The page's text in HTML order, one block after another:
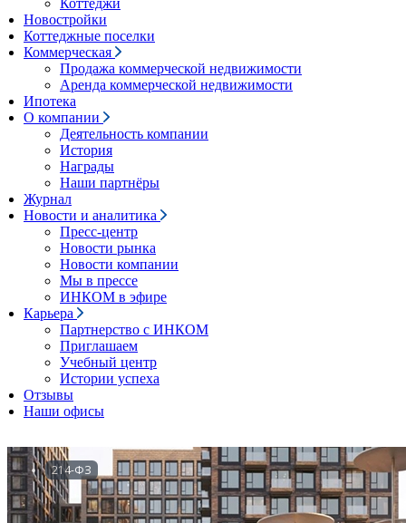
Коттеджи
Новостройки
Коттеджные поселки
Коммерческая
Продажа коммерческой недвижимости
Аренда коммерческой недвижимости
Ипотека
О компании
Деятельность компании
История
Награды
Наши партнёры
Журнал
Новости и аналитика
Пресс-центр
Новости рынка
Новости компании
Мы в прессе
ИНКОМ в эфире
Карьера
Партнерство с ИНКОМ
Приглашаем
Учебный центр
Истории успеха
Отзывы
Наши офисы
214-ФЗ